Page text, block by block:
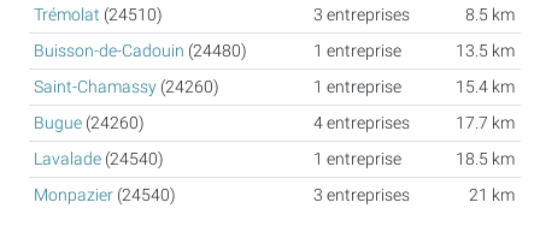
Trémolat (24510) 3 entreprises
8.5 km
Buisson-de-Cadouin (24480) 1 entreprise
13.5 km
Saint-Chamassy (24260) 1 entreprise
15.4 km
Bugue (24260) 4 entreprises
17.7 km
Lavalade (24540) 1 entreprise
18.5 km
Monpazier (24540) 3 entreprises 21 km